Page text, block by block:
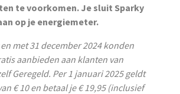
te voorkomen. Je sluit Sparky
op je energiemeter.
en met 31 december 2024 konden
aanbieden aan klanten van
Geregeld. Per 1 januari 2025 geldt
€ 10 en betaal je € 19,95 (inclusief